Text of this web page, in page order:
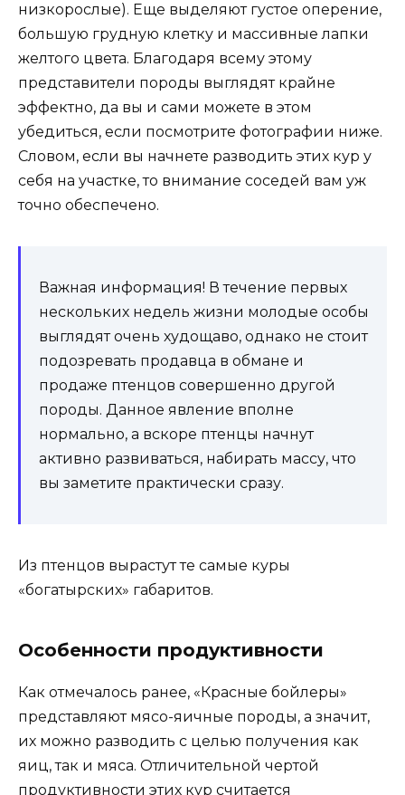
низкорослые). Еще выделяют густое оперение,
большую грудную клетку и массивные лапки
желтого цвета. Благодаря всему этому
представители породы выглядят крайне
эффектно, да вы и сами можете в этом
убедиться, если посмотрите фотографии ниже.
Словом, если вы начнете разводить этих кур у
себя на участке, то внимание соседей вам уж
точно обеспечено.
Важная информация! В течение первых
нескольких недель жизни молодые особы
выглядят очень худощаво, однако не стоит
подозревать продавца в обмане и
продаже птенцов совершенно другой
породы. Данное явление вполне
нормально, а вскоре птенцы начнут
активно развиваться, набирать массу, что
вы заметите практически сразу.
Из птенцов вырастут те самые куры
«богатырских» габаритов.
Особенности продуктивности
Как отмечалось ранее, «Красные бойлеры»
представляют мясо-яичные породы, а значит,
их можно разводить с целью получения как
яиц, так и мяса. Отличительной чертой
продуктивности этих кур считается